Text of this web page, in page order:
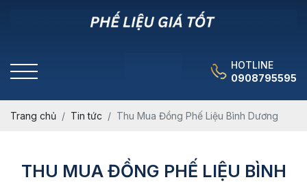
HOTLINE
0908795595
Trang chủ Tin tức Thu Mua Đồng Phế Liệu Bình Dương
THU MUA ĐỒNG PHẾ LIỆU BÌNH